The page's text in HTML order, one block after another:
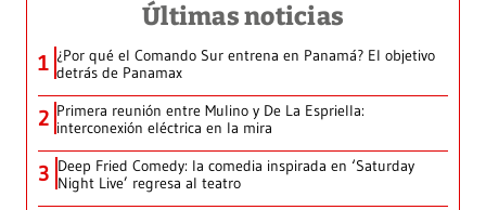
Últimas noticias
1 ¿Por qué el Comando Sur entrena en Panamá? El objetivo
detrás de Panamax
2 Primera reunión entre Mulino y De La Espriella:
interconexión eléctrica en la mira
3 Deep Fried Comedy: la comedia inspirada en ‘Saturday
Night Live’ regresa al teatro